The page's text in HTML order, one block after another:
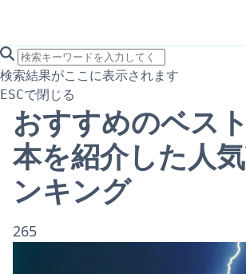
search icon
サイト内検索
検索結果がここに表示されます
ESCで閉じる
おすすめのベス
本を紹介した人
ンキング
265